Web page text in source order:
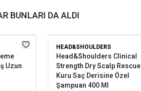
BUNLARI DA ALDI
Uzun
HEAD&SHOULDERS
Head&Shoulders Clinical
Strength Dry Scalp Rescue
Kuru Saç Derisine Özel
Şampuan 400 Ml